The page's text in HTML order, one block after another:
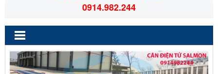
0914.982.244